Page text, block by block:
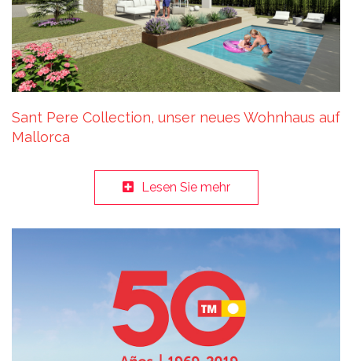
Sant Pere Collection, unser neues Wohnhaus auf
Mallorca
Lesen Sie mehr